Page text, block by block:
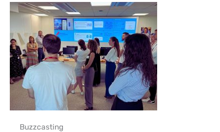
Buzzcasting